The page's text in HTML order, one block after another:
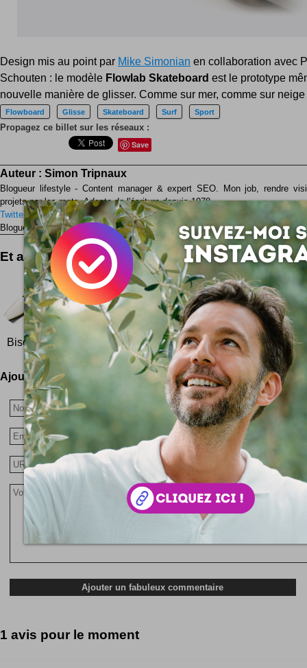
Design mis au point par Mike Simonian en collaboration avec
Schouten : le modèle Flowlab Skateboard est le prototype
nouvelle manière de glisser. Comme sur mer, comme sur neige
Flowboard Glisse Skateboard Surf Sport
Propagez ce billet sur les réseaux :
Save
Auteur : Simon Tripnaux
Blogueur lifestyle - Content manager & expert SEO. Mon job, rendre
projets par les mots. Adepte de l'écriture depuis 1978.
Twitter Facebook LinkedIn
Blogueur ? Auteur ?
Rejoignez la rédaction !
Et aussi ...
Sandviper un sandboard design
Ok, mais c'est quoi un sandboard ? Bon,
snowboard ? Vous voyez le sable (sand) ? Bon,
Bischoff a designé ce sandboard super chouette ! Sou...
Ajoutez votre avis !
1 avis pour le moment